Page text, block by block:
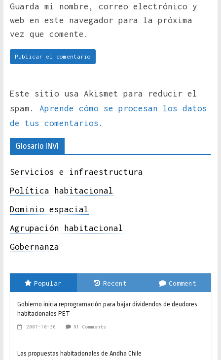
Guarda mi nombre, correo electrónico y
web en este navegador para la próxima
vez que comente.
Este sitio usa Akismet para reducir el
spam. Aprende cómo se procesan los datos
de tus comentarios.
Glosario INVI
Servicios e infraestructura
Política habitacional
Dominio espacial
Agrupación habitacional
Gobernanza
Popular Recent Comment
Gobierno inicia reprogramación para bajar dividendos de deudores
habitacionales PET
2007-10-30 91 Comments
Las propuestas habitacionales de Andha Chile